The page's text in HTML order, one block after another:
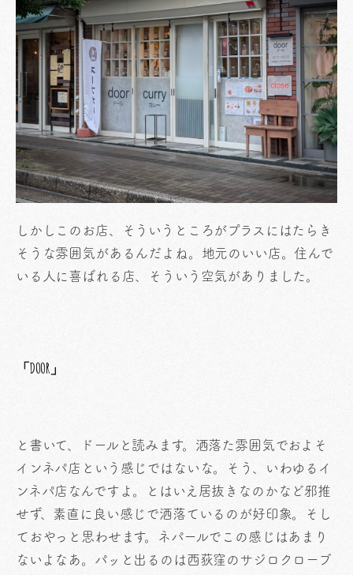
しかしこのお店、そういうところがプラスにはたらき
そうな雰囲気があるんだよね。地元のいい店。住んで
いる人に喜ばれる店、そういう空気がありました。
「DOOR」
と書いて、ドールと読みます。洒落た雰囲気でおよそ
インネパ店という感じではないな。そう、いわゆるイ
ンネパ店なんですよ。とはいえ居抜きなのかなど邪推
せず、素直に良い感じで洒落ているのが好印象。そし
ておやっと思わせます。ネパールでこの感じはあまり
ないよなあ。パッと出るのは西荻窪のサジロクローブ